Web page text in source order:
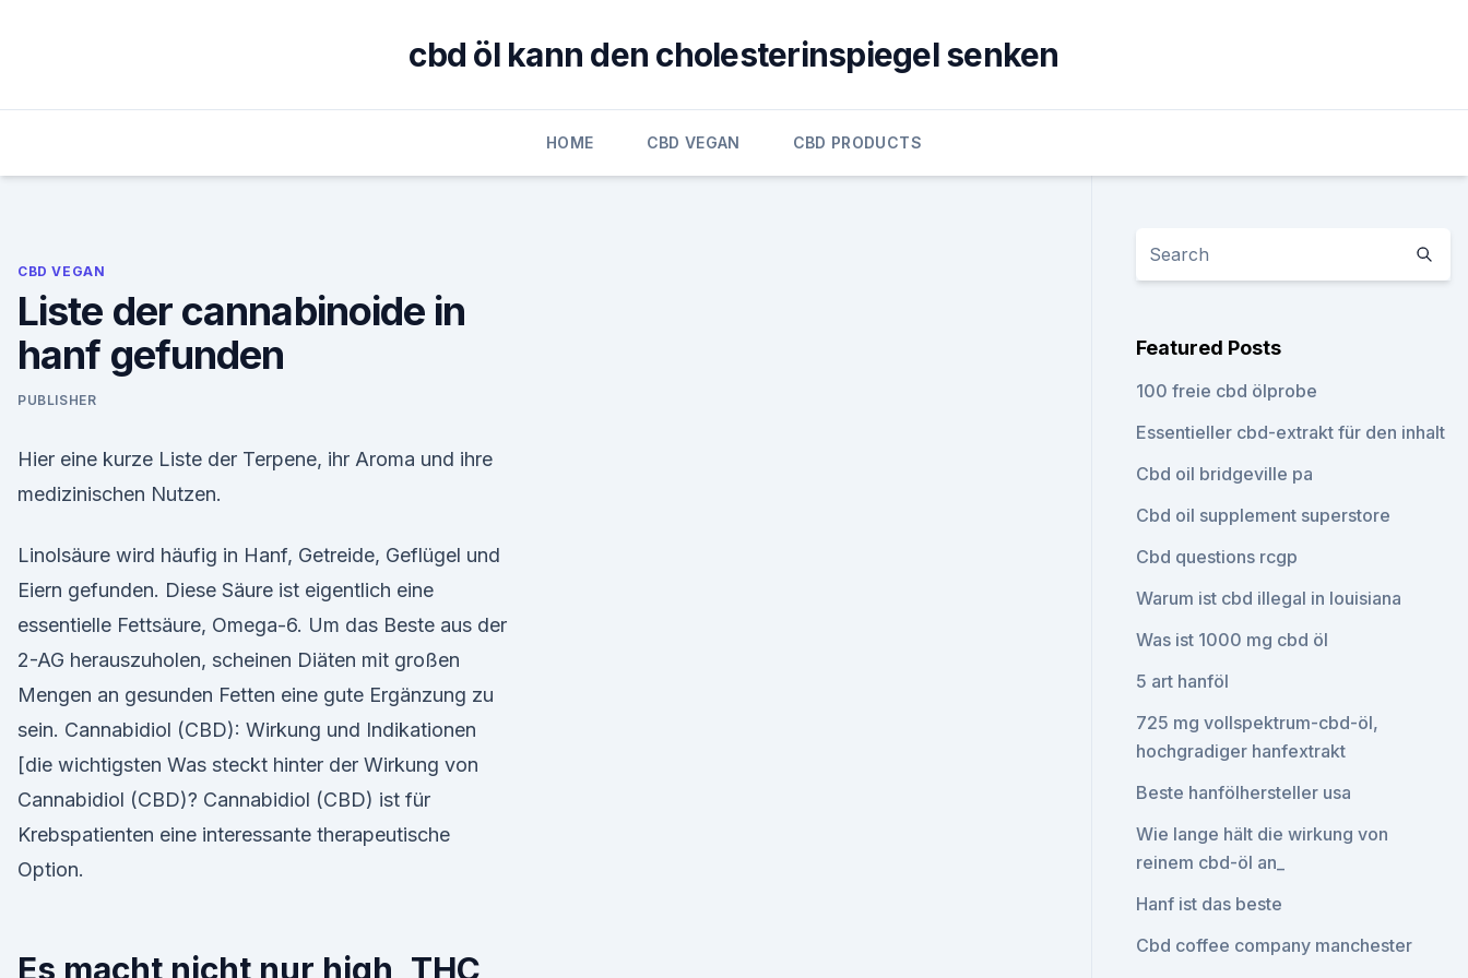
cbd öl kann den cholesterinspiegel senken
HOME CBD VEGAN CBD PRODUCTS
CBD VEGAN
Liste der cannabinoide in
hanf gefunden
PUBLISHER
Hier eine kurze Liste der Terpene, ihr Aroma und ihre
medizinischen Nutzen.
Linolsäure wird häufig in Hanf, Getreide, Geflügel und
Eiern gefunden. Diese Säure ist eigentlich eine
essentielle Fettsäure, Omega-6. Um das Beste aus der
2-AG herauszuholen, scheinen Diäten mit großen
Mengen an gesunden Fetten eine gute Ergänzung zu
sein. Cannabidiol (CBD): Wirkung und Indikationen
[die wichtigsten Was steckt hinter der Wirkung von
Cannabidiol (CBD)? Cannabidiol (CBD) ist für
Krebspatienten eine interessante therapeutische
Option.
Es macht nicht nur high, THC
Featured Posts
100 freie cbd ölprobe
Essentieller cbd-extrakt für den inhalt
Cbd oil bridgeville pa
Cbd oil supplement superstore
Cbd questions rcgp
Warum ist cbd illegal in louisiana
Was ist 1000 mg cbd öl
5 art hanföl
725 mg vollspektrum-cbd-öl,
hochgradiger hanfextrakt
Beste hanfölhersteller usa
Wie lange hält die wirkung von
reinem cbd-öl an_
Hanf ist das beste
Cbd coffee company manchester